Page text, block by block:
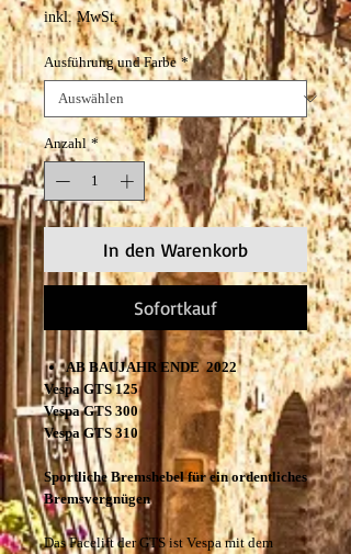
inkl. MwSt.
Ausführung und Farbe *
Anzahl *
In den Warenkorb
Sofortkauf
AB BAUJAHR ENDE 2022
Vespa GTS 125
Vespa GTS 300
Vespa GTS 310
Sportliche Bremshebel für ein ordentliches
Bremsvergnügen
Das Facelift der GTS ist Vespa mit dem